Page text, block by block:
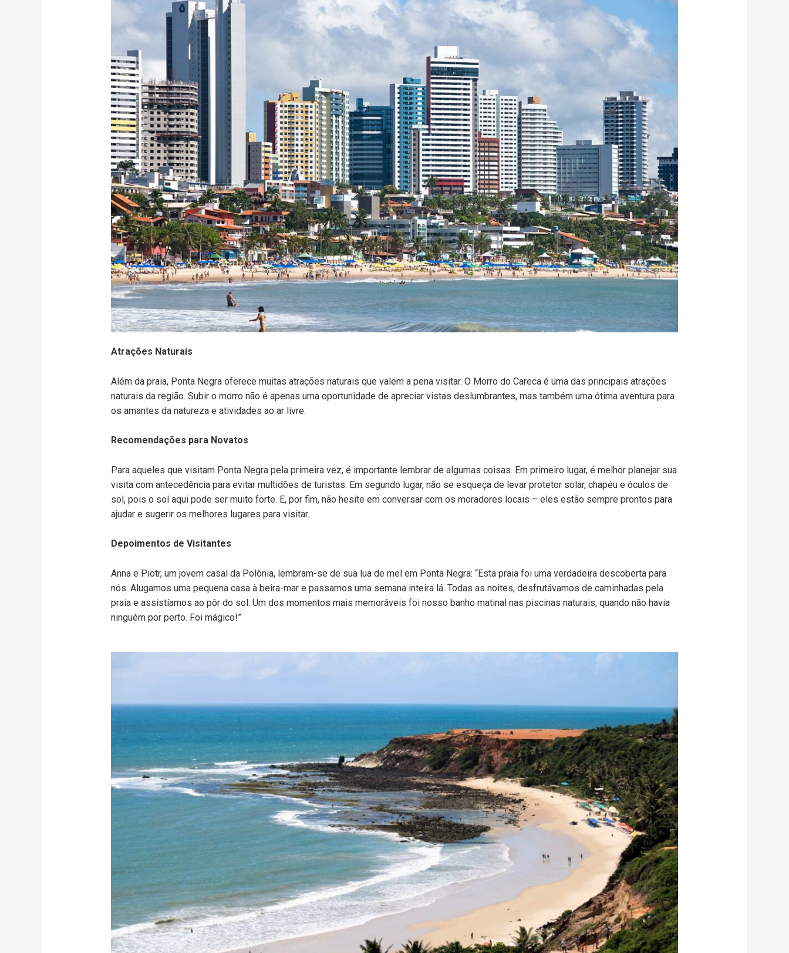
Atrações Naturais
Além da praia, Ponta Negra oferece muitas atrações naturais que valem a pena visitar. O Morro do Careca é uma das principais atrações
naturais da região. Subir o morro não é apenas uma oportunidade de apreciar vistas deslumbrantes, mas também uma ótima aventura para
os amantes da natureza e atividades ao ar livre.
Recomendações para Novatos
Para aqueles que visitam Ponta Negra pela primeira vez, é importante lembrar de algumas coisas. Em primeiro lugar, é melhor planejar sua
visita com antecedência para evitar multidões de turistas. Em segundo lugar, não se esqueça de levar protetor solar, chapéu e óculos de
sol, pois o sol aqui pode ser muito forte. E, por fim, não hesite em conversar com os moradores locais – eles estão sempre prontos para
ajudar e sugerir os melhores lugares para visitar.
Depoimentos de Visitantes
Anna e Piotr, um jovem casal da Polônia, lembram-se de sua lua de mel em Ponta Negra: “Esta praia foi uma verdadeira descoberta para
nós. Alugamos uma pequena casa à beira-mar e passamos uma semana inteira lá. Todas as noites, desfrutávamos de caminhadas pela
praia e assistíamos ao pôr do sol. Um dos momentos mais memoráveis foi nosso banho matinal nas piscinas naturais, quando não havia
ninguém por perto. Foi mágico!”